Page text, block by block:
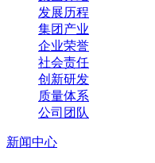
发展历程
集团产业
企业荣誉
社会责任
创新研发
质量体系
公司团队
新闻中心